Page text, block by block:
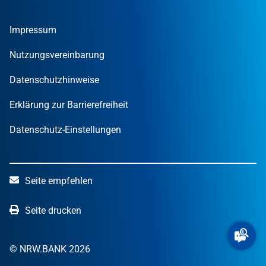
Finanzpublikationen
Öffentliche Kunden
STARTERCENTER NRW
NRW.Venture
Impressum
Nutzungsvereinbarung
Datenschutzhinweise
Erklärung zur Barrierefreiheit
Datenschutz-Einstellungen
Seite empfehlen
Seite drucken
© NRW.BANK 2026